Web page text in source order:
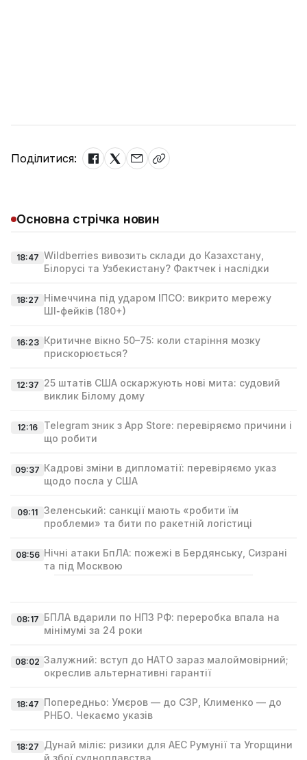
Поділитися:
Основна стрічка новин
18:47 Wildberries вивозить склади до Казахстану,
Білорусі та Узбекистану? Фактчек і наслідки
18:27 Німеччина під ударом ІПСО: викрито мережу
ШІ‑фейків (180+)
16:23 Критичне вікно 50–75: коли старіння мозку
прискорюється?
12:37 25 штатів США оскаржують нові мита: судовий
виклик Білому дому
12:16
Telegram зник з App Store: перевіряємо причини і
що робити
09:37 Кадрові зміни в дипломатії: перевіряємо указ
щодо посла у США
09:11 Зеленський: санкції мають «робити їм
проблеми» та бити по ракетній логістиці
08:56 Нічні атаки БпЛА: пожежі в Бердянську, Сизрані
та під Москвою
08:17 БПЛА вдарили по НПЗ РФ: переробка впала на
мінімумі за 24 роки
08:02 Залужний: вступ до НАТО зараз малоймовірний;
окреслив альтернативні гарантії
18:47 Попередньо: Умєров — до СЗР, Клименко — до
РНБО. Чекаємо указів
18:27 Дунай міліє: ризики для АЕС Румунії та Угорщини
й збої судноплавства